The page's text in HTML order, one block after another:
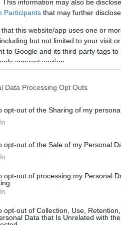
This information may also be
Participants that may further
that this website/app uses one or
but not limited to your visit
to Google and its third-party tags
consent section.
Data Processing Opt Outs
opt-out of the Sharing of my
opt-out of the Sale of my Personal
opt-out of processing my Personal
opt-out of Collection, Use,
Data that Is Unrelated with
και τον ημιτελικότου
όλους και για όλα. Για
παραλία, την σχέση
, αλλά και τον πρώην της